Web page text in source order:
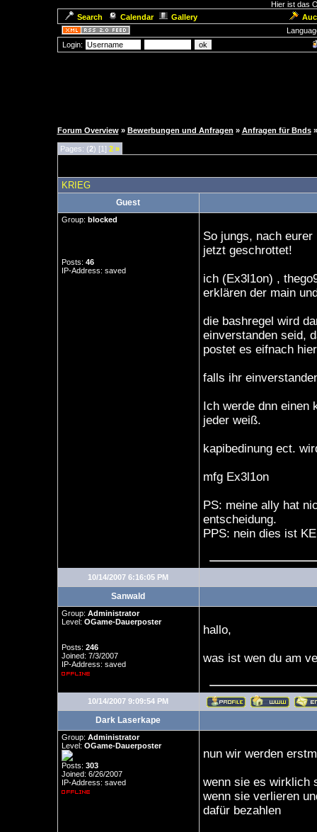
Hier ist das
Search
Calendar Gallery
Login:
Forum Overview » Bewerbungen und Anfragen » Anfragen für Bnds
Pages: (2) [1] 2 »
KRIEG
Guest
Group: blocked
Posts: 46
IP-Address: saved
So jungs, nach
jetzt geschrottet!
ich (Ex3l1on) ,
erklären der main
die bashregel wird
einverstanden seid,
postet es eifnach
falls ihr
Ich werde dnn einen
jeder weiß.
kapibedinung ect.
mfg Ex3l1on
PS: meine ally hat
entscheidung.
PPS: nein dies ist
10/14/2007 6:16:05 PM
Sanwald
Group: Administrator
Level: OGame-Dauerposter
Posts: 246
Joined: 7/3/2007
IP-Address: saved
hallo,
was ist wen du am
10/14/2007 9:09:54 PM
Dark Laserkape
Group: Administrator
Level: OGame-Dauerposter
Posts: 303
Joined: 6/26/2007
IP-Address: saved
nun wir werden
wenn sie es wirklich
wenn sie verlieren
dafür bezahlen